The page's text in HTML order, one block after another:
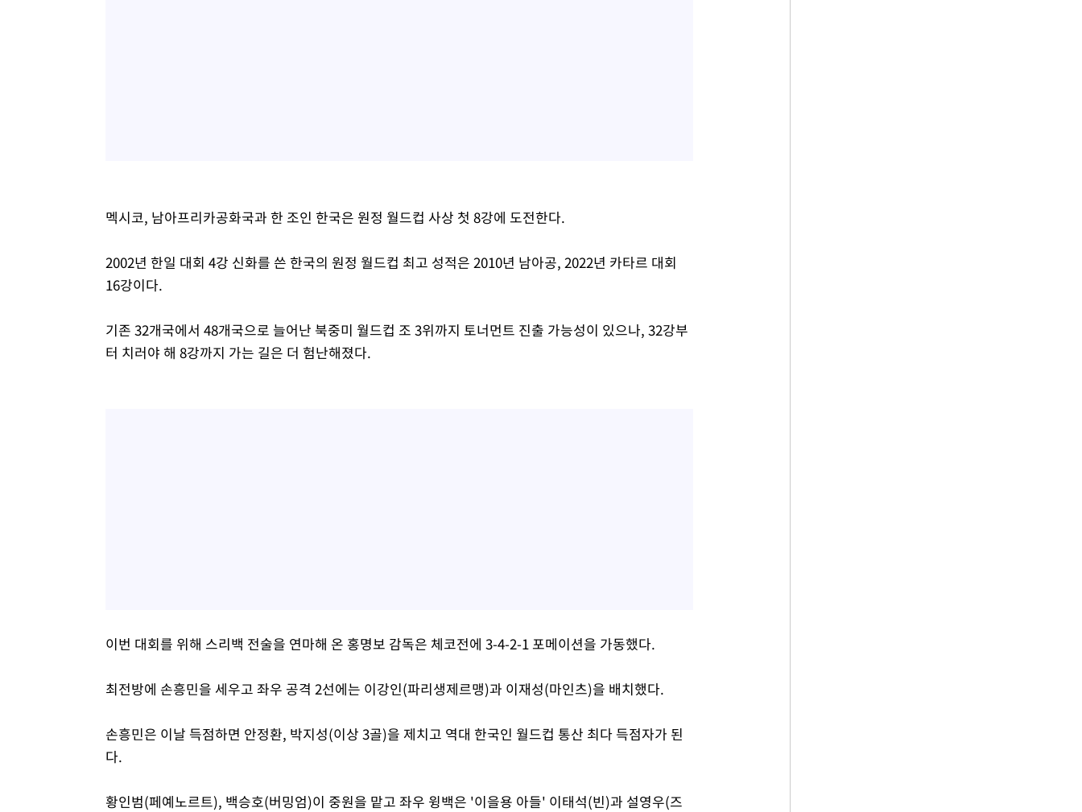
멕시코, 남아프리카공화국과 한 조인 한국은 원정 월드컵 사상 첫 8강에 도전한다.
2002년 한일 대회 4강 신화를 쓴 한국의 원정 월드컵 최고 성적은 2010년 남아공, 2022년 카타르 대회
16강이다.
기존 32개국에서 48개국으로 늘어난 북중미 월드컵 조 3위까지 토너먼트 진출 가능성이 있으나, 32강부
터 치러야 해 8강까지 가는 길은 더 험난해졌다.
이번 대회를 위해 스리백 전술을 연마해 온 홍명보 감독은 체코전에 3-4-2-1 포메이션을 가동했다.
최전방에 손흥민을 세우고 좌우 공격 2선에는 이강인(파리생제르맹)과 이재성(마인츠)을 배치했다.
손흥민은 이날 득점하면 안정환, 박지성(이상 3골)을 제치고 역대 한국인 월드컵 통산 최다 득점자가 된
다.
황인범(페예노르트), 백승호(버밍엄)이 중원을 맡고 좌우 윙백은 '이을용 아들' 이태석(빈)과 설영우(즈